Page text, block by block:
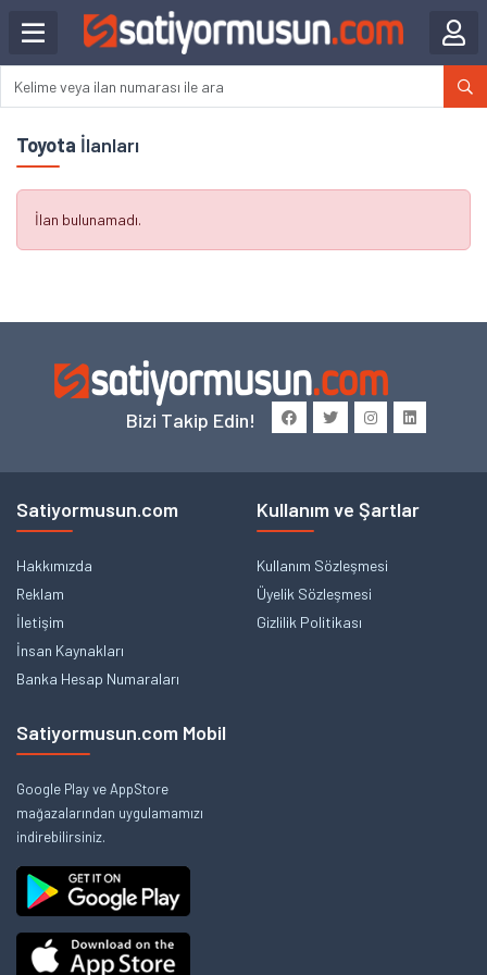
Toyota İlanları
İlan bulunamadı.
Bizi Takip Edin!
Satiyormusun.com
Hakkımızda
Reklam
İletişim
İnsan Kaynakları
Banka Hesap Numaraları
Kullanım ve Şartlar
Kullanım Sözleşmesi
Üyelik Sözleşmesi
Gizlilik Politikası
Satiyormusun.com Mobil
Google Play ve AppStore
mağazalarından uygulamamızı
indirebilirsiniz.